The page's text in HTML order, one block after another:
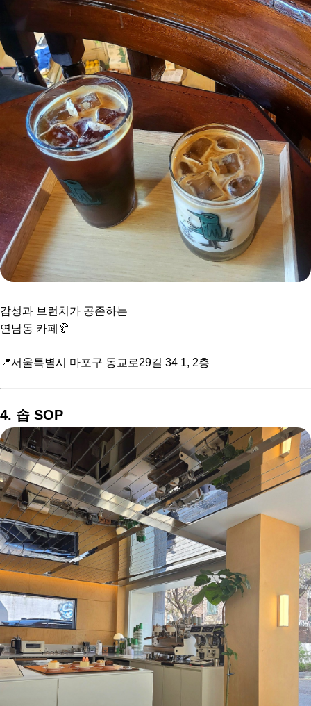
감성과 브런치가 공존하는
연남동 카페🥐
📍서울특별시 마포구 동교로29길 34 1, 2층
4. 솝 SOP